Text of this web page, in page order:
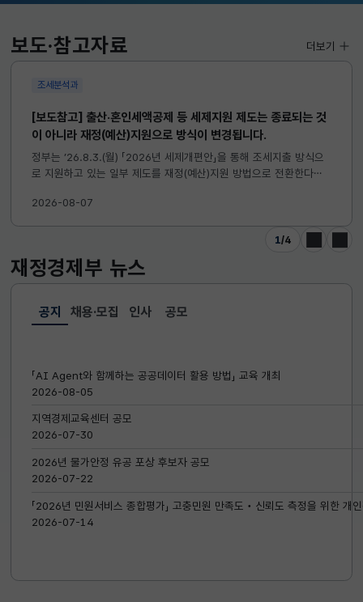
KOSDAQ 2.86(하락)
달러-원 1410.6000 13.2000(하락)
보도·참고자료
조세분석과
[보도참고] 출산·혼인세액공제 등 세제지원 제도는 종료되는 것
이 아니라 재정(예산)지원으로 방식이 변경됩니다.
정부는 ’26.8.3.(월) 「2026년 세제개편안」을 통해 조세지출 방식으
로 지원하고 있는 일부 제도를 재정(예산)지원 방법으로 전환한다고
2026-08-07
1/4
이전 다음
더보기
재정경제부 뉴스
공지
선택됨
공지
「AI Agent와 함께하는 공공데이터 활용 방법」 교육 개최
2026-08-05
지역경제교육센터 공모
2026-07-30
2026년 물가안정 유공 포상 후보자 공모
2026-07-22
「2026년 민원서비스 종합평가」 고충민원 만족도‧신뢰도 측정을 위한 개
2026-07-14
채용·모집 인사 공모